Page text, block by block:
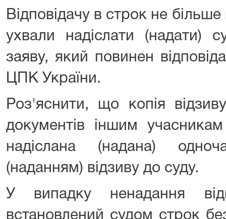
Відповідачу в строк не
ухвали надіслати (надати)
заяву, який повинен
ЦПК України.
Роз'яснити, що копія
документів іншим
надіслана (надана)
(наданням) відзиву до суду.
У випадку ненадання
встановлений судом строк